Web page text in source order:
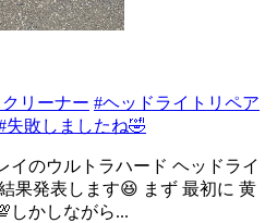
リーナー #ヘッドライトリペア
失敗しましたね🤣
イのウルトラハード ヘッドライ
果発表します😆 まず 最初に 黄
しかしながら...